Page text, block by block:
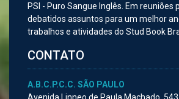
PSI - Puro Sangue Inglês. Em reuniões
debatidos assuntos para um melhor
trabalhos e atividades do Stud Book
CONTATO
A.B.C.P.C.C. SÃO PAULO
Avenida Linneo de Paula Machado, 543